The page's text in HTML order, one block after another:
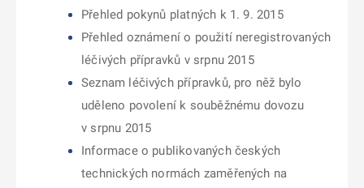
Přehled pokynů platných k 1. 9. 2015
Přehled oznámení o použití neregistrovaných
léčivých přípravků v srpnu 2015
Seznam léčivých přípravků, pro něž bylo
uděleno povolení k souběžnému dovozu
v srpnu 2015
Informace o publikovaných českých
technických normách zaměřených na